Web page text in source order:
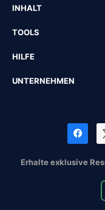
INHALT
TOOLS
HILFE
UNTERNEHMEN
Erhalte exklusive